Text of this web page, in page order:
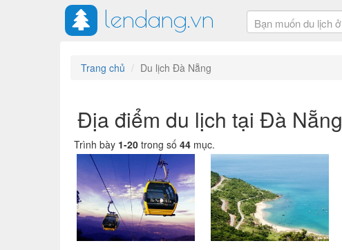
lendang.vn
Trang chủ Du lịch Đà Nẵng
Địa điểm du lịch tại Đà Nẵng
Trình bày 1-20 trong số 44 mục.